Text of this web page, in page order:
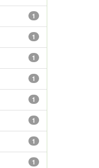
1
1
1
1
1
1
1
1